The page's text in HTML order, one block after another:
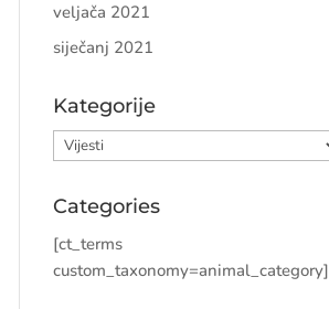
veljača 2021
siječanj 2021
Kategorije
Kategorije
Categories
[ct_terms
custom_taxonomy=animal_category]